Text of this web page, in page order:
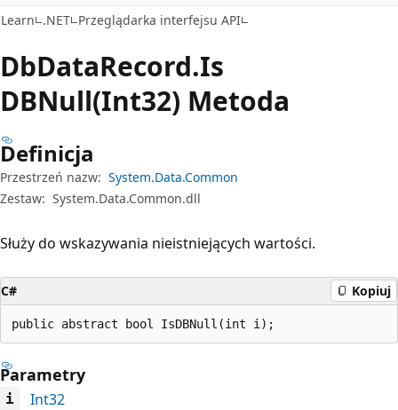
Learn .NET Przeglądarka interfejsu API
DbDataRecord.Is
DBNull(Int32) Metoda
Definicja
Przestrzeń nazw: System.Data.Common
Zestaw: System.Data.Common.dll
Służy do wskazywania nieistniejących wartości.
C# Kopiuj
public abstract bool IsDBNull(int i);
Parametry
i
Int32